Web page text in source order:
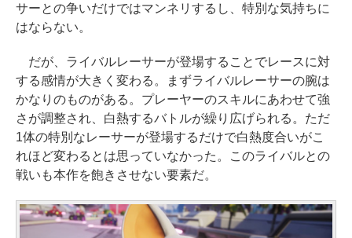
サーとの争いだけではマンネリするし、特別な気持ちに
はならない。
だが、ライバルレーサーが登場することでレースに対
する感情が大きく変わる。まずライバルレーサーの腕は
かなりのものがある。プレーヤーのスキルにあわせて強
さが調整され、白熱するバトルが繰り広げられる。ただ
1体の特別なレーサーが登場するだけで白熱度合いがこ
れほど変わるとは思っていなかった。このライバルとの
戦いも本作を飽きさせない要素だ。